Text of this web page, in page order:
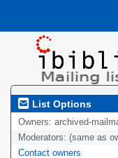
List Options
Owners: archived-
Moderators: (same as
Contact owners